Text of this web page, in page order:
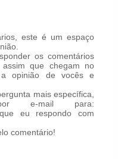
este é um espaço
os comentários
que chegam no
opinião de vocês e
mais específica,
e-mail para:
que eu respondo com
comentário!